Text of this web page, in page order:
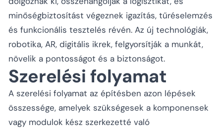
minőségbiztosítást végeznek igazítás, tűréselemzés
és funkcionális tesztelés révén. Az új technológiák,
robotika, AR, digitális ikrek, felgyorsítják a munkát,
növelik a pontosságot és a biztonságot.
Szerelési folyamat
A szerelési folyamat az építésben azon lépések
összessége, amelyek szükségesek a komponensek
vagy modulok kész szerkezetté való